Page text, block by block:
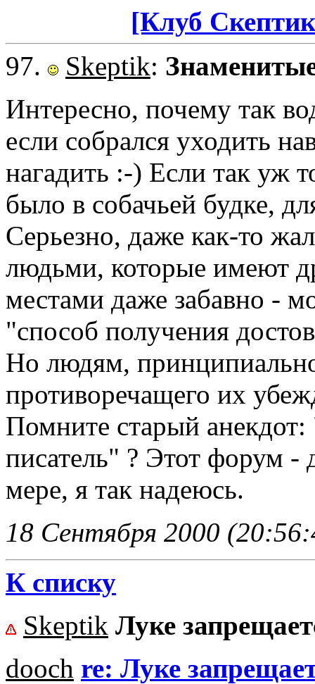
[Клуб
97.
Skeptik:
Интересно, почему так
если собрался уходить
нагадить :-) Если так уж
было в собачьей будке,
Серьезно, даже как-то
людьми, которые имеют
местами даже забавно -
"способ получения
Но людям,
противоречащего их
Помните старый анекдот:
писатель" ? Этот форум -
мере, я так надеюсь.
18 Сентября 2000
К списку
Skeptik Луке
dooch re: Луке